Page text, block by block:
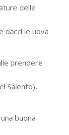
delle
dacci le uova
prendere
Salento),
buona